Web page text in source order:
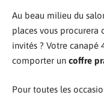
Au beau milieu du
places vous procurera
invités ? Votre
comporter un coffre
Pour toutes les